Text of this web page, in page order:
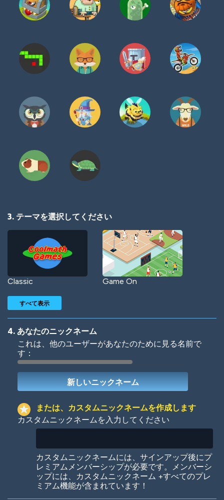
3. テーマを選択してください
Classic Game On
Woof
Colorful
すべて表示
4. あなたのニックネーム
これは、他のユーザーがあなたのために見る名前で
す：
または、カスタムニックネームを作成します
カスタムニックネームを入力してください
カスタムニックネームには、サインアップ後にプ
レミアムメンバーシップが必要です。メンバーシ
ップには、カスタムニックネーム +すべてのプレ
ミアム機能が含まれています！